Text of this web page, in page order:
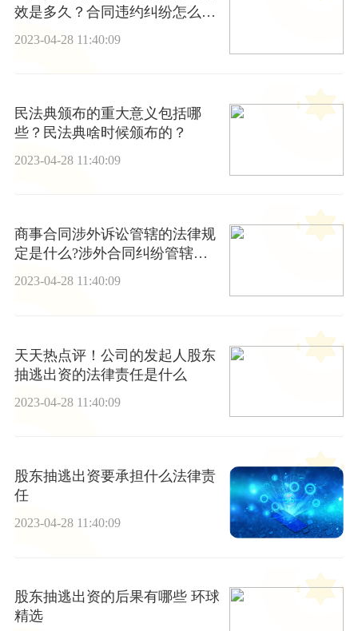
效是多久？合同违约纠纷怎么
2023-04-28 11:40:09
民法典颁布的重大意义包括哪
些？民法典啥时候颁布的？
2023-04-28 11:40:09
商事合同涉外诉讼管辖的法律规
定是什么?涉外合同纠纷管辖的
法院在哪？
2023-04-28 11:40:09
天天热点评！公司的发起人股东
抽逃出资的法律责任是什么
2023-04-28 11:40:09
股东抽逃出资要承担什么法律责
任
2023-04-28 11:40:09
股东抽逃出资的后果有哪些 环球
精选